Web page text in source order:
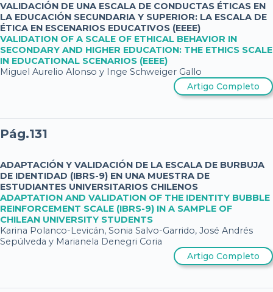
VALIDACIÓN DE UNA ESCALA DE CONDUCTAS ÉTICAS EN
LA EDUCACIÓN SECUNDARIA Y SUPERIOR: LA ESCALA DE
ÉTICA EN ESCENARIOS EDUCATIVOS (EEEE)
VALIDATION OF A SCALE OF ETHICAL BEHAVIOR IN
SECONDARY AND HIGHER EDUCATION: THE ETHICS SCALE
IN EDUCATIONAL SCENARIOS (EEEE)
Miguel Aurelio Alonso y Inge Schweiger Gallo
Artigo Completo
Pág.131
ADAPTACIÓN Y VALIDACIÓN DE LA ESCALA DE BURBUJA
DE IDENTIDAD (IBRS-9) EN UNA MUESTRA DE
ESTUDIANTES UNIVERSITARIOS CHILENOS
ADAPTATION AND VALIDATION OF THE IDENTITY BUBBLE
REINFORCEMENT SCALE (IBRS-9) IN A SAMPLE OF
CHILEAN UNIVERSITY STUDENTS
Karina Polanco-Levicán, Sonia Salvo-Garrido, José Andrés
Sepúlveda y Marianela Denegri Coria
Artigo Completo